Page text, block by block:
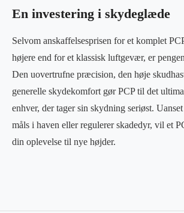
En investering i skydeglæde
Selvom anskaffelsesprisen for et komplet
højere end for et klassisk luftgevær, er
Den uovertrufne præcision, den høje
generelle skydekomfort gør PCP til det
enhver, der tager sin skydning seriøst.
måls i haven eller regulerer skadedyr, vil et
din oplevelse til nye højder.